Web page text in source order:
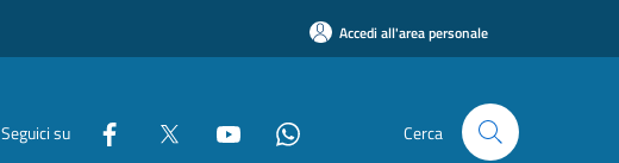
Accedi all'area personale
Seguici su Cerca